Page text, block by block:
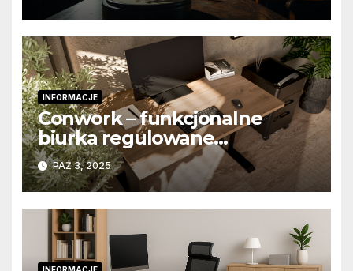
INFORMACJE
Conwork – funkcjonalne
biurka regulowane
stworzone z myślą o
nowoczesnych
przestrzeniach pracy
PAŹ 3, 2025